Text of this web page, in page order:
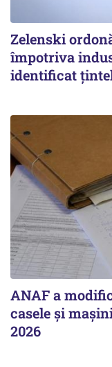
Zelenski
împotriva
identificat
ANAF a
casele și
2026